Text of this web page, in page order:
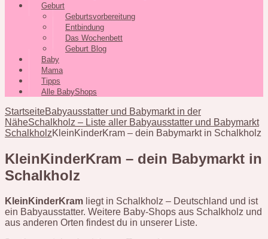
Geburt
Geburtsvorbereitung
Entbindung
Das Wochenbett
Geburt Blog
Baby
Mama
Tipps
Alle BabyShops
StartseiteBabyausstatter und Babymarkt in der
NäheSchalkholz – Liste aller Babyausstatter und Babymarkt
SchalkholzKleinKinderKram – dein Babymarkt in Schalkholz
KleinKinderKram – dein Babymarkt in
Schalkholz
KleinKinderKram liegt in Schalkholz – Deutschland und ist
ein Babyausstatter. Weitere Baby-Shops aus Schalkholz und
aus anderen Orten findest du in unserer Liste.